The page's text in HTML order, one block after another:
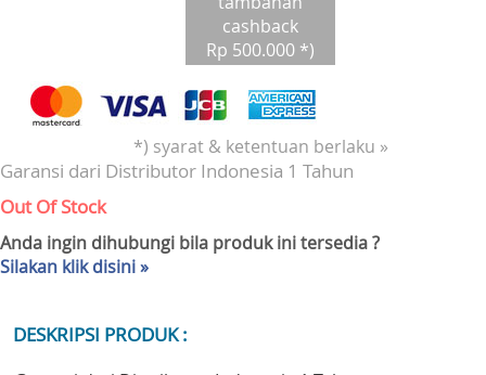
cashback
Rp 500.000 *)
*) syarat & ketentuan berlaku »
Garansi dari Distributor Indonesia 1 Tahun
Out Of Stock
Anda ingin dihubungi bila produk ini tersedia ?
Silakan klik disini »
DESKRIPSI PRODUK :